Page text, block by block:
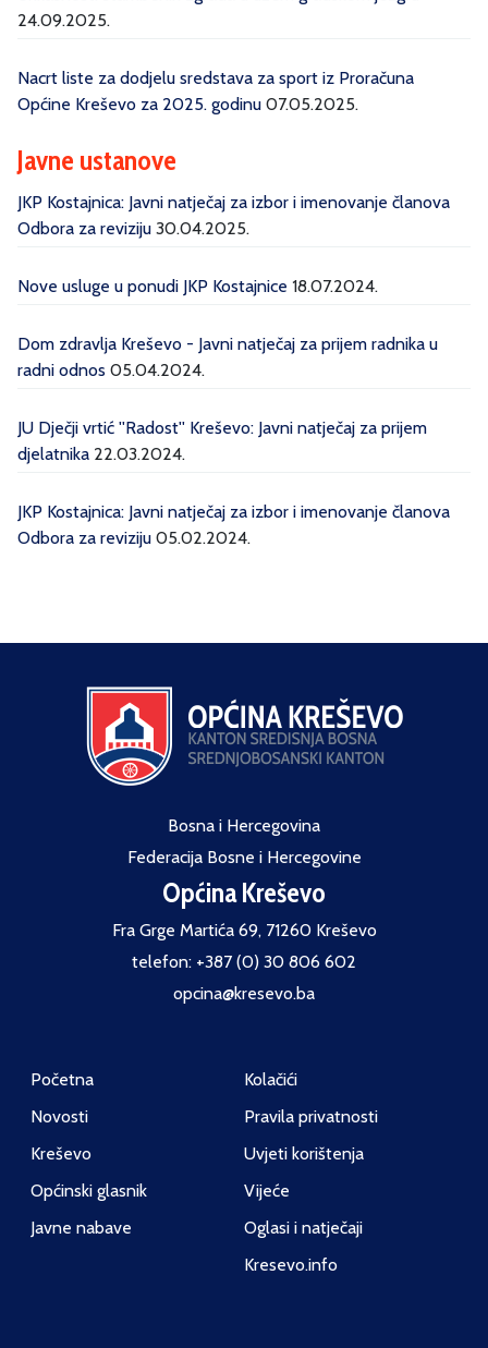
24.09.2025.
Nacrt liste za dodjelu sredstava za sport iz Proračuna
Općine Kreševo za 2025. godinu 07.05.2025.
Javne ustanove
JKP Kostajnica: Javni natječaj za izbor i imenovanje članova
Odbora za reviziju 30.04.2025.
Nove usluge u ponudi JKP Kostajnice 18.07.2024.
Dom zdravlja Kreševo - Javni natječaj za prijem radnika u
radni odnos 05.04.2024.
JU Dječji vrtić ''Radost'' Kreševo: Javni natječaj za prijem
djelatnika 22.03.2024.
JKP Kostajnica: Javni natječaj za izbor i imenovanje članova
Odbora za reviziju 05.02.2024.
Bosna i Hercegovina
Federacija Bosne i Hercegovine
Općina Kreševo
Fra Grge Martića 69, 71260 Kreševo
telefon: +387 (0) 30 806 602
opcina@kresevo.ba
Početna
Novosti
Kreševo
Općinski glasnik
Javne nabave
Kolačići
Pravila privatnosti
Uvjeti korištenja
Vijeće
Oglasi i natječaji
Kresevo.info